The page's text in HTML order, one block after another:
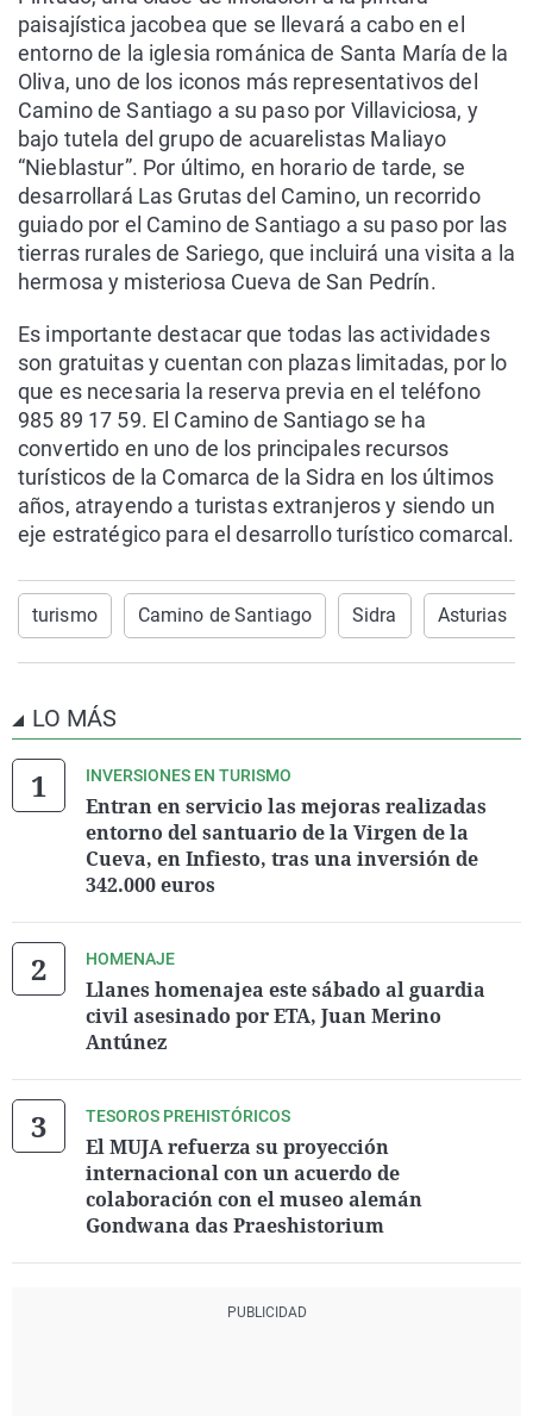
paisajística jacobea que se llevará a cabo en el
entorno de la iglesia románica de Santa María de la
Oliva, uno de los iconos más representativos del
Camino de Santiago a su paso por Villaviciosa, y
bajo tutela del grupo de acuarelistas Maliayo
“Nieblastur”. Por último, en horario de tarde, se
desarrollará Las Grutas del Camino, un recorrido
guiado por el Camino de Santiago a su paso por las
tierras rurales de Sariego, que incluirá una visita a la
hermosa y misteriosa Cueva de San Pedrín.
Es importante destacar que todas las actividades
son gratuitas y cuentan con plazas limitadas, por lo
que es necesaria la reserva previa en el teléfono
985 89 17 59. El Camino de Santiago se ha
convertido en uno de los principales recursos
turísticos de la Comarca de la Sidra en los últimos
años, atrayendo a turistas extranjeros y siendo un
eje estratégico para el desarrollo turístico comarcal.
turismo Camino de Santiago Sidra Asturias
LO MÁS
INVERSIONES EN TURISMO
Entran en servicio las mejoras realizadas
entorno del santuario de la Virgen de la
Cueva, en Infiesto, tras una inversión de
342.000 euros
HOMENAJE
Llanes homenajea este sábado al guardia
civil asesinado por ETA, Juan Merino
Antúnez
TESOROS PREHISTÓRICOS
El MUJA refuerza su proyección
internacional con un acuerdo de
colaboración con el museo alemán
Gondwana das Praeshistorium